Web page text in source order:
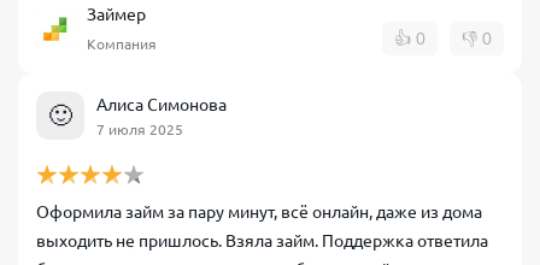
Займер
Компания 👍 0 👎 0
🙂 Алиса Симонова
7 июля 2025
Оформила займ за пару минут, всё онлайн, даже из дома
выходить не пришлось. Взяла займ. Поддержка ответила